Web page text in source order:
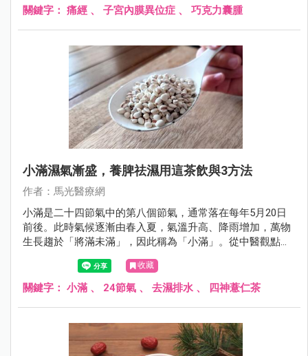
關鍵字： 痛經 、 子宮內膜異位症 、 巧克力囊腫
小滿濕氣漸盛，養脾祛濕用這茶飲與3方法
作者：馬光醫療網
小滿是二十四節氣中的第八個節氣，通常落在每年5月20日
前後。此時氣候逐漸由春入夏，氣溫升高、降雨增加，萬物
生長趨於「將滿未滿」，因此稱為「小滿」。從中醫觀點來
看，小滿的氣候特點是「濕氣漸盛」，濕邪容易困阻脾胃，
影響人體氣機運行。
收藏
關鍵字： 小滿 、 24節氣 、 去濕排水 、 四神薏仁茶